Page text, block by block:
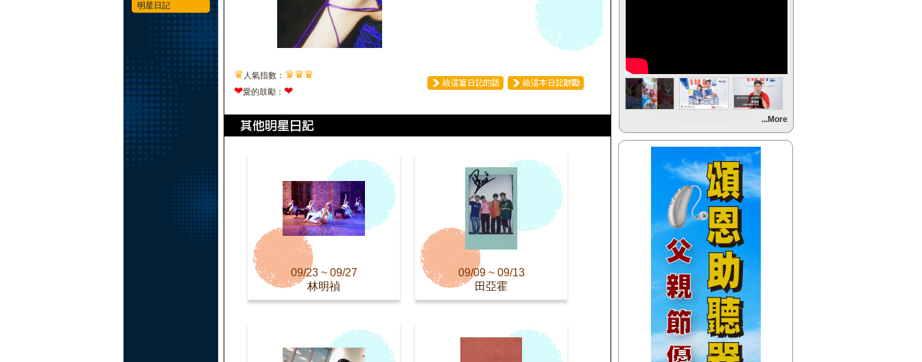
明星日記
♛ 人氣指數： ♛♛♛
❤愛的鼓勵： ❤
09/23 ~ 09/27
林明禎
09/09 ~ 09/13
田亞霍
(聯播)
夜貓DJ-Dennis
【Next】
【HitFm正在進行】
(聯播)
夜貓DJ-Dennis
【Next】
(聯播)夜貓DJ-Dennis
【HitFm正在進行】
(聯播)
夜貓DJ-Dennis
【Next】
(聯播)夜貓DJ-Dennis
...More